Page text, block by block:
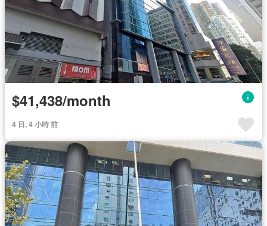
$41,438/month
4 日, 4 小時 前